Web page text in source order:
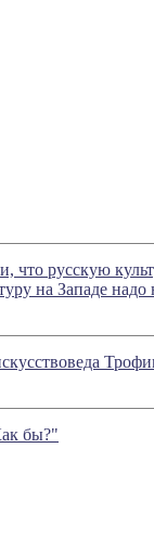
что русскую
на Западе
бы?"